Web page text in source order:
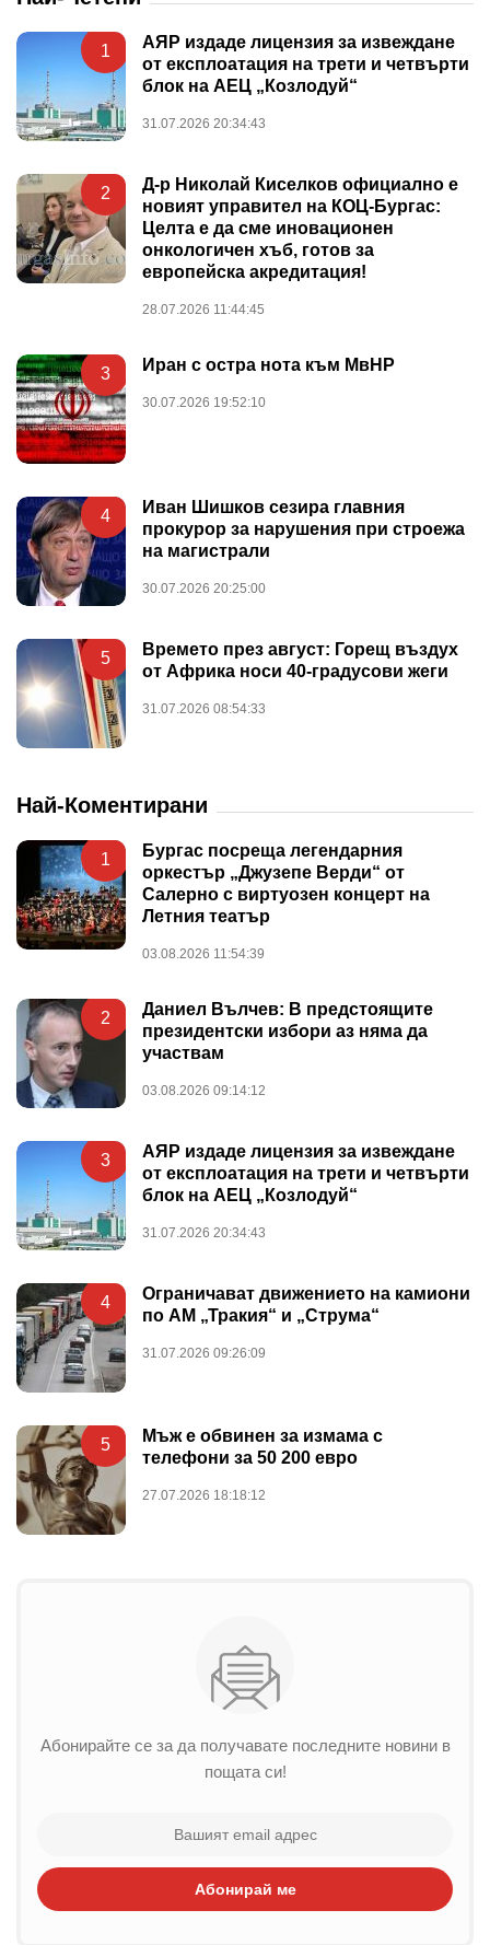
1
АЯР издаде лицензия за извеждане
от експлоатация на трети и четвърти
блок на АЕЦ „Козлодуй“
31.07.2026 20:34:43
2
Д-р Николай Киселков официално е
новият управител на КОЦ-Бургас:
Целта е да сме иновационен
онкологичен хъб, готов за
европейска акредитация!
28.07.2026 11:44:45
3 Иран с остра нота към МвНР
30.07.2026 19:52:10
4
Иван Шишков сезира главния
прокурор за нарушения при строежа
на магистрали
30.07.2026 20:25:00
5
Времето през август: Горещ въздух
от Африка носи 40-градусови жеги
31.07.2026 08:54:33
Най-Коментирани
1
Бургас посреща легендарния
оркестър „Джузепе Верди“ от
Салерно с виртуозен концерт на
Летния театър
03.08.2026 11:54:39
2
Даниел Вълчев: В предстоящите
президентски избори аз няма да
участвам
03.08.2026 09:14:12
3
АЯР издаде лицензия за извеждане
от експлоатация на трети и четвърти
блок на АЕЦ „Козлодуй“
31.07.2026 20:34:43
4
Ограничават движението на камиони
по АМ „Тракия“ и „Струма“
31.07.2026 09:26:09
5
Мъж е обвинен за измама с
телефони за 50 200 евро
27.07.2026 18:18:12
Абонирайте се за да получавате последните новини в
пощата си!
Абонирай ме